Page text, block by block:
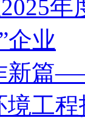
企业
新篇
工